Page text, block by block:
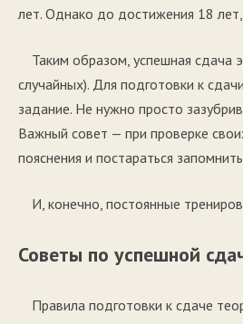
лет. Однако до достижения 18 лет,
Таким образом, успешная сдача
случайных). Для подготовки к
задание. Не нужно просто
Важный совет — при проверке
пояснения и постараться
И, конечно, постоянные
Советы по успешной
Правила подготовки к сдаче